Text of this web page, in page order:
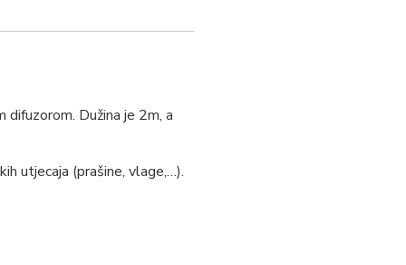
Dužina je 2m, a
utjecaja (prašine, vlage,…).